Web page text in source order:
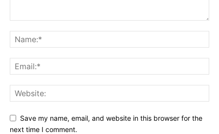
Save my name, email, and website in this browser for the
next time I comment.